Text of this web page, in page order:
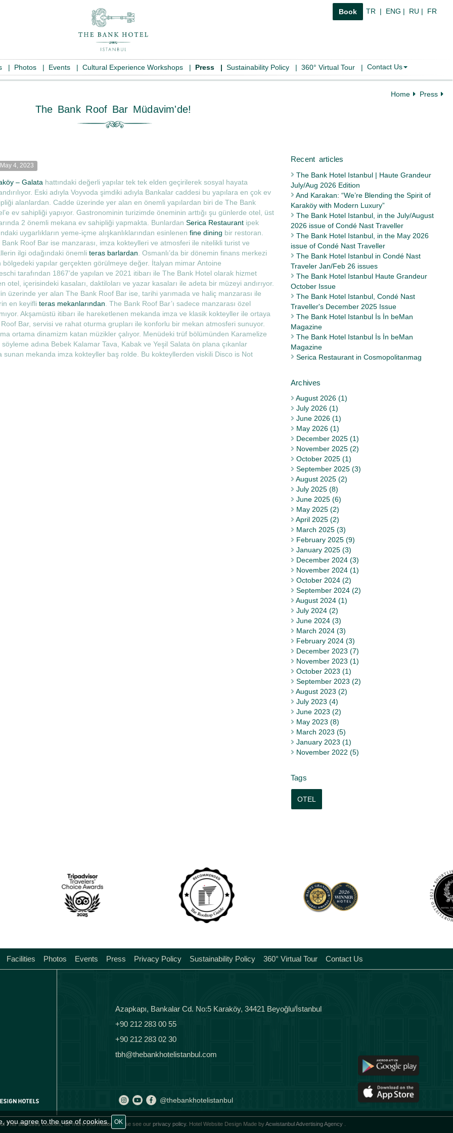
you agree to the use of cookies. OK
Book TR | ENG | RU | FR
| Photos | Events | Cultural Experience Workshops | Press | Sustainability Policy | 360° Virtual Tour | Contact Us
Home Press
The Bank Roof Bar Müdavim'de!
May 4, 2023
– Galata hattındaki değerli yapılar tek tek elden geçirilerek sosyal hayata
Eski adıyla Voyvoda şimdiki adıyla Bankalar caddesi bu yapılara en çok ev
alanlardan. Cadde üzerinde yer alan en önemli yapılardan biri de The Bank
ev sahipliği yapıyor. Gastronominin turizimde öneminin arttığı şu günlerde otel, üst
2 önemli mekana ev sahipliği yapmakta. Bunlardan Serica Restaurantipek
uygarlıkların yeme-içme alışkanlıklarından esinlenen fine dining bir restoran.
Roof Bar ise manzarası, imza kokteylleri ve atmosferi ile nitelikli turist ve
ilgi odağındaki önemli teras barlardan . Osmanlı’da bir dönemin finans merkezi
bölgedeki yapılar gerçekten görülmeye değer. İtalyan mimar Antoine
tarafından 1867’de yapılan ve 2021 itibarı ile The Bank Hotel olarak hizmet
otel, içerisindeki kasaları, daktiloları ve yazar kasaları ile adeta bir müzeyi andırıyor.
üzerinde yer alan The Bank Roof Bar ise, tarihi yarımada ve haliç manzarası ile
en keyifli teras mekanlarından . The Bank Roof Bar’ı sadece manzarası özel
Akşamüstü itibarı ile hareketlenen mekanda imza ve klasik kokteyller ile ortaya
Bar, servisi ve rahat oturma grupları ile konforlu bir mekan atmosferi sunuyor.
ortama dinamizm katan müzikler çalıyor. Menüdeki trüf bölümünden Karamelize
adına Bebek Kalamar Tava, Kabak ve Yeşil Salata ön plana çıkanlar
mekanda imza kokteyller baş rolde. Bu kokteyllerden viskili Disco is Not
The Bank Hotel Istanbul | Haute Grandeur
July/Aug 2026 Edition
And Karakan: “We’re Blending the Spirit of
Karaköy with Modern Luxury”
The Bank Hotel Istanbul, in the July/August
2026 issue of Condé Nast Traveller
The Bank Hotel Istanbul, in the May 2026
issue of Condé Nast Traveller
The Bank Hotel Istanbul in Condé Nast
Traveler Jan/Feb 26 issues
The Bank Hotel Istanbul Haute Grandeur
October Issue
The Bank Hotel Istanbul, Condé Nast
Traveller's December 2025 Issue
The Bank Hotel Istanbul İs İn beMan
Magazine
The Bank Hotel Istanbul İs İn beMan
Magazine
Serica Restaurant in Cosmopolitanmag
August 2026 (1)
July 2026 (1)
June 2026 (1)
May 2026 (1)
December 2025 (1)
November 2025 (2)
October 2025 (1)
September 2025 (3)
August 2025 (2)
July 2025 (8)
June 2025 (6)
May 2025 (2)
April 2025 (2)
March 2025 (3)
February 2025 (9)
January 2025 (3)
December 2024 (3)
November 2024 (1)
October 2024 (2)
September 2024 (2)
August 2024 (1)
July 2024 (2)
June 2024 (3)
March 2024 (3)
February 2024 (3)
December 2023 (7)
November 2023 (1)
October 2023 (1)
September 2023 (2)
August 2023 (2)
July 2023 (4)
June 2023 (2)
May 2023 (8)
March 2023 (5)
January 2023 (1)
November 2022 (5)
OTEL
Facilities Photos Events Press Privacy Policy Sustainability Policy 360° Virtual Tour Contact Us
Azapkapı, Bankalar Cd. No:5 Karaköy, 34421 Beyoğlu/İstanbul
+90 212 283 00 55
+90 212 283 02 30
tbh@thebankhotelistanbul.com
@thebankhotelistanbul
This site uses cookies, for more information please see our privacy policy. Hotel Website Design Made byAcwistanbul Advertising Agency